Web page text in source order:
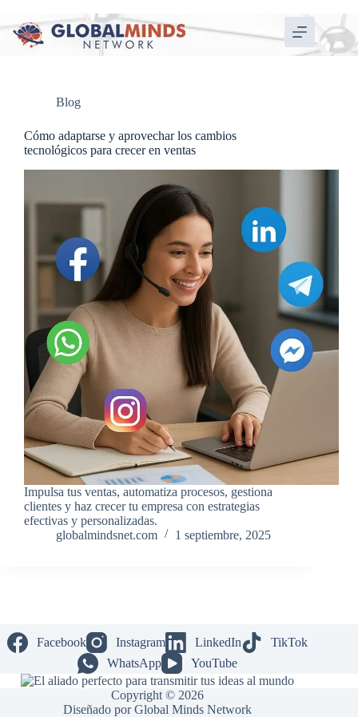
Blog
Cómo adaptarse y aprovechar los cambios
tecnológicos para crecer en ventas
Impulsa tus ventas, automatiza procesos, gestiona
clientes y haz crecer tu empresa con estrategias
efectivas y personalizadas.
globalmindsnet.com
1 septiembre, 2025
Facebook Instagram LinkedIn
TikTok
WhatsApp
YouTube
Copyright © 2026
Diseñado por Global Minds Network